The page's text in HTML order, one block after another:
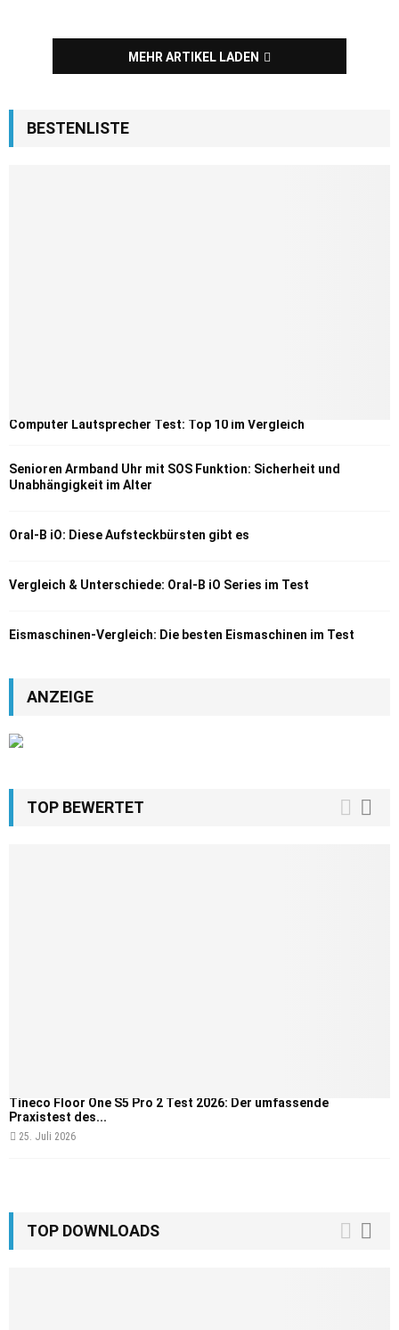
MEHR ARTIKEL LADEN
BESTENLISTE
Computer Lautsprecher Test: Top 10 im Vergleich
Senioren Armband Uhr mit SOS Funktion: Sicherheit und
Unabhängigkeit im Alter
Oral-B iO: Diese Aufsteckbürsten gibt es
Vergleich & Unterschiede: Oral-B iO Series im Test
Eismaschinen-Vergleich: Die besten Eismaschinen im Test
ANZEIGE
TOP BEWERTET
Tineco Floor One S5 Pro 2 Test 2026: Der umfassende
Praxistest des...
25. Juli 2026
TOP DOWNLOADS